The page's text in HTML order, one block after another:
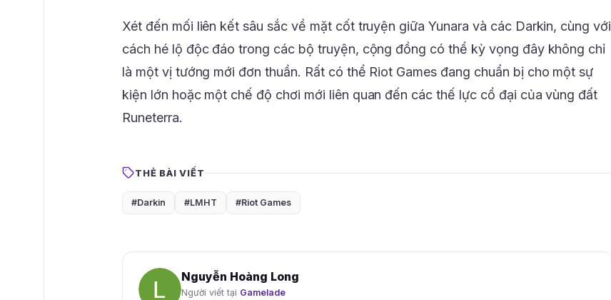
Xét đến mối liên kết sâu sắc về mặt cốt truyện giữa Yunara và các Darkin, cùng với
cách hé lộ độc đáo trong các bộ truyện, cộng đồng có thể kỳ vọng đây không chỉ
là một vị tướng mới đơn thuần. Rất có thể Riot Games đang chuẩn bị cho một sự
kiện lớn hoặc một chế độ chơi mới liên quan đến các thế lực cổ đại của vùng đất
Runeterra.
THẺ BÀI VIẾT
#Darkin #LMHT #Riot Games
Nguyễn Hoàng Long
Người viết tại Gamelade